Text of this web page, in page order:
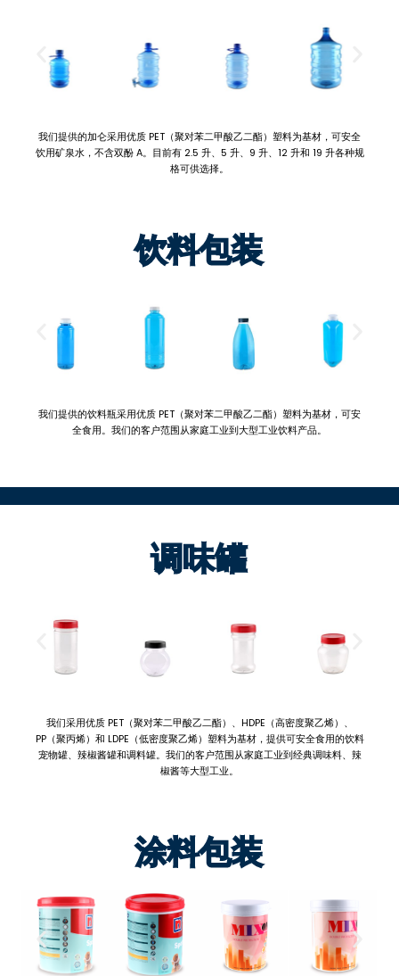
我们提供的加仑采用优质 PET（聚对苯二甲酸乙二酯）塑料为基材，可安全
饮用矿泉水，不含双酚 A。目前有 2.5 升、5 升、9 升、12 升和 19 升各种规
格可供选择。
饮料包装
我们提供的饮料瓶采用优质 PET（聚对苯二甲酸乙二酯）塑料为基材，可安
全食用。我们的客户范围从家庭工业到大型工业饮料产品。
调味罐
我们采用优质 PET（聚对苯二甲酸乙二酯）、HDPE（高密度聚乙烯）、
PP（聚丙烯）和 LDPE（低密度聚乙烯）塑料为基材，提供可安全食用的饮料
宠物罐、辣椒酱罐和调料罐。我们的客户范围从家庭工业到经典调味料、辣
椒酱等大型工业。
涂料包装